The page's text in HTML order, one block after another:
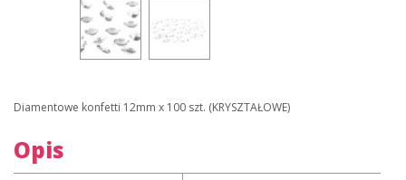
Diamentowe konfetti 12mm x 100 szt. (KRYSZTAŁOWE)
Opis